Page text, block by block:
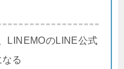
LINEMOのLINE公式
る